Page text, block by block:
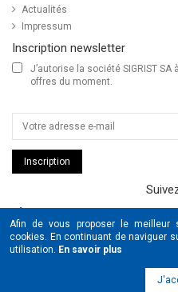
Actualités
Impressum
Inscription newsletter
J’autorise la société SIGRIST
offres du moment.
Inscription
UNIBALL
POSCA
© Copyright 2026 Sigrist &
Afin de vous proposer le
cookies. En continuant de naviguer
utilisation. En savoir plus